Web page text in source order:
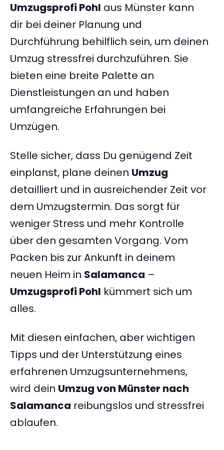
Umzugsprofi Pohl aus Münster kann
dir bei deiner Planung und
Durchführung behilflich sein, um deinen
Umzug stressfrei durchzuführen. Sie
bieten eine breite Palette an
Dienstleistungen an und haben
umfangreiche Erfahrungen bei
Umzügen.
Stelle sicher, dass Du genügend Zeit
einplanst, plane deinen Umzug
detailliert und in ausreichender Zeit vor
dem Umzugstermin. Das sorgt für
weniger Stress und mehr Kontrolle
über den gesamten Vorgang. Vom
Packen bis zur Ankunft in deinem
neuen Heim in Salamanca –
Umzugsprofi Pohl kümmert sich um
alles.
Mit diesen einfachen, aber wichtigen
Tipps und der Unterstützung eines
erfahrenen Umzugsunternehmens,
wird dein Umzug von Münster nach
Salamanca reibungslos und stressfrei
ablaufen.